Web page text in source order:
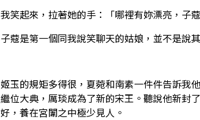
我笑起來，拉著她的手：「哪裡有妳漂亮，子蔻
子蔻是第一個同我說笑聊天的姑娘，並不是說
姬玉的規矩多得很，夏菀和南素一件件告訴我
繼位大典，厲琰成為了新的宋王。聽說他新封
好，養在宮闈之中極少見人。